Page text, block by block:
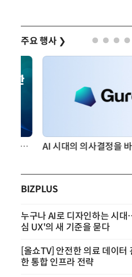
주요 행사 ❯
BIZPLUS
누구나 AI로 디자인하는 시
심 UX'의 새 기준을 묻다
[올쇼TV] 안전한 의료 데이터
한 통합 인프라 전략